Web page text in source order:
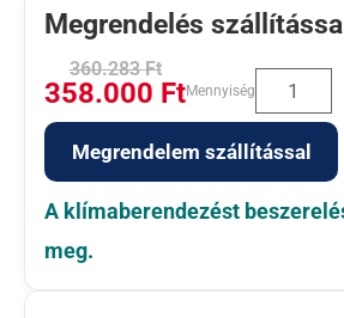
Megrendelés szállítással
360.283Ft
358.000 FtMennyiség
Megrendelem szállítással
A klímaberendezést
meg.